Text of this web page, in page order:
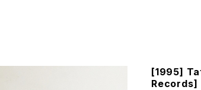
[1995]
Records]